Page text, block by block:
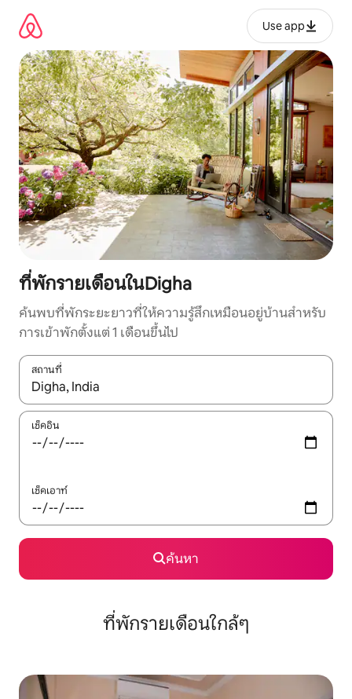
เนื้อหา
Use app
ที่พักรายเดือนในDigha
ค้นพบที่พักระยะยาวที่ให้ความรู้สึกเหมือนอยู่บ้านสำหรับ
การเข้าพักตั้งแต่ 1 เดือนขึ้นไป
สถานที่
ใช้ลูกศรขึ้นลง หรือใช้การสัมผัสหรือปัด เพื่อสำรวจผลการค้นหา
เช็คอิน
เช็คเอาท์
ค้นหา
ที่พักรายเดือนใกล้ๆ